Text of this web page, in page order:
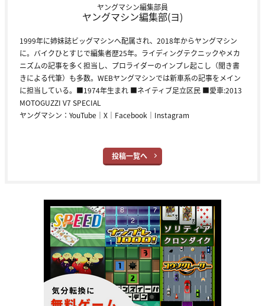
ヤングマシン編集部員
ヤングマシン編集部(ヨ)
1999年に姉妹誌ビッグマシンへ配属され、2018年からヤングマシン
に。バイクひとすじで編集者歴25年。ライディングテクニックやメカ
ニズムの記事を多く担当し、プロライダーのインプレ起こし（聞き書
きによる代筆）も多数。WEBヤングマシンでは新車系の記事をメイン
に担当している。■1974年生まれ ■ネイティブ足立区民 ■愛車:2013
MOTOGUZZI V7 SPECIAL
ヤングマシン： YouTube ｜ X ｜ Facebook ｜ Instagram
投稿一覧へ